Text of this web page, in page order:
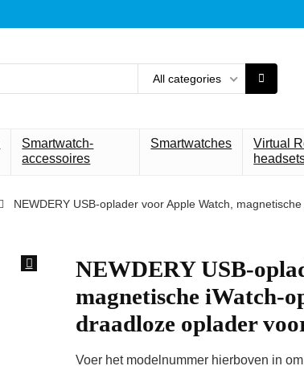
All categories
Smartwatch-
accessoires
Smartwatches
Virtual
NEWDERY USB-oplader voor Apple Watch,
NEWDERY USB-
magnetische iWatch-
draadloze oplader
Voer het modelnummer hierboven in